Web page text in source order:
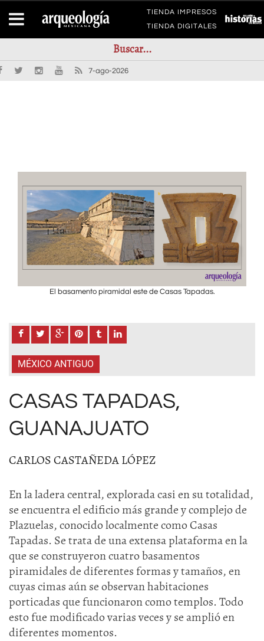
TIENDA IMPRESOS
TIENDA DIGITALES
7-ago-2026
El basamento piramidal este de Casas Tapadas.
MÉXICO ANTIGUO
CASAS TAPADAS,
GUANAJUATO
CARLOS CASTAÑEDA LÓPEZ
En la ladera central, explorada casi en su totalidad,
se encuentra el edificio más grande y complejo de
Plazuelas, conocido localmente como Casas
Tapadas. Se trata de una extensa plataforma en la
que se construyeron cuatro basamentos
piramidales de diferentes formas y tamaños, en
cuyas cimas aún se observan habitaciones
porticadas que funcionaron como templos. Todo
esto fue modificado varias veces y se amplió en
diferentes momentos.